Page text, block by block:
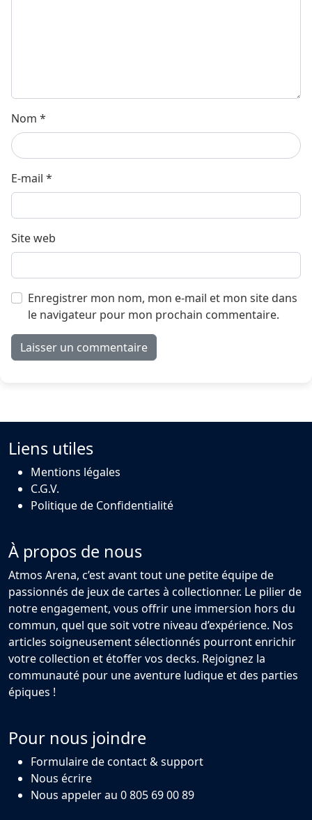
Nom *
E-mail *
Site web
Enregistrer mon nom, mon e-mail et mon site dans
le navigateur pour mon prochain commentaire.
Liens utiles
Mentions légales
C.G.V.
Politique de Confidentialité
À propos de nous
Atmos Arena, c’est avant tout une petite équipe de
passionnés de jeux de cartes à collectionner. Le pilier de
notre engagement, vous offrir une immersion hors du
commun, quel que soit votre niveau d’expérience. Nos
articles soigneusement sélectionnés pourront enrichir
votre collection et étoffer vos decks. Rejoignez la
communauté pour une aventure ludique et des parties
épiques !
Pour nous joindre
Formulaire de contact & support
Nous écrire
Nous appeler au 0 805 69 00 89